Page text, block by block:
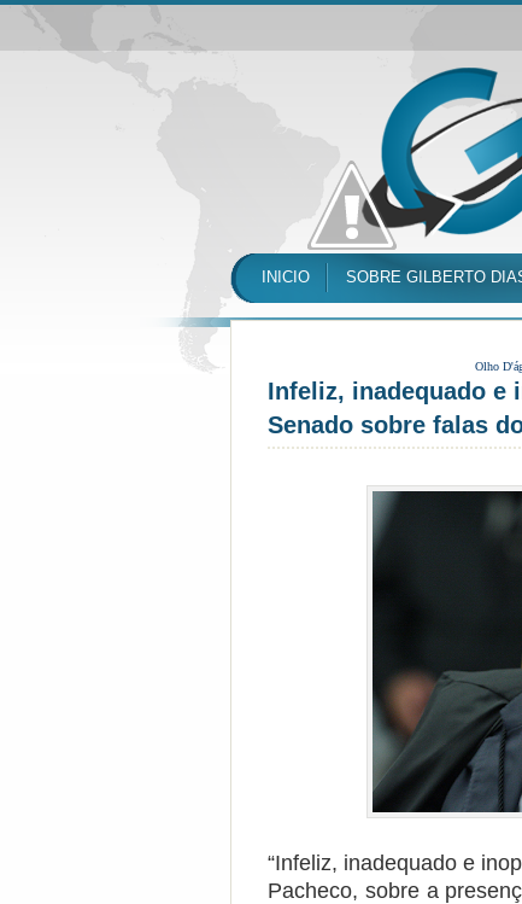
INICIO SOBRE GILBERTO
Olho
Infeliz, inadequado e
Senado sobre falas
“Infeliz, inadequado e
Pacheco, sobre a